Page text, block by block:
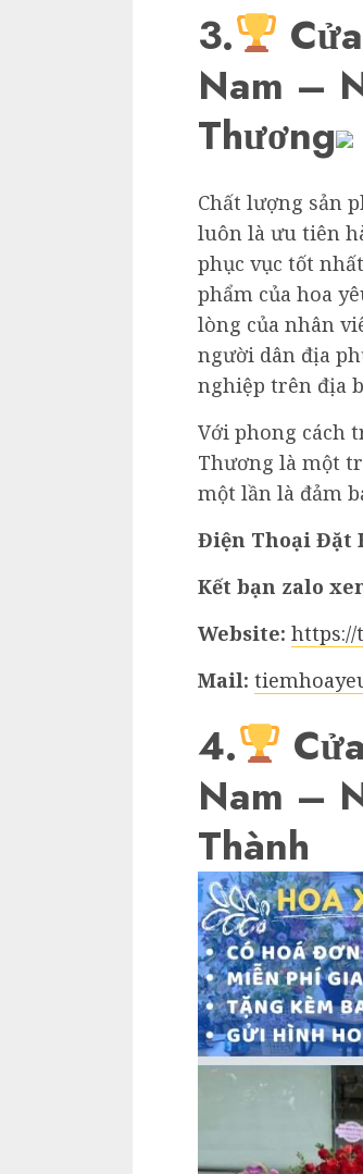
3.
Nam –
Thương
Chất lượng sản
luôn là ưu tiên
phục vục tốt
phẩm của hoa
lòng của nhân
người dân địa
nghiệp trên địa
Với phong cách
Thương là một
một lần là đảm
Điện Thoại Đặt
Kết bạn zalo
Website:
Mail:
4.
Nam –
Thành